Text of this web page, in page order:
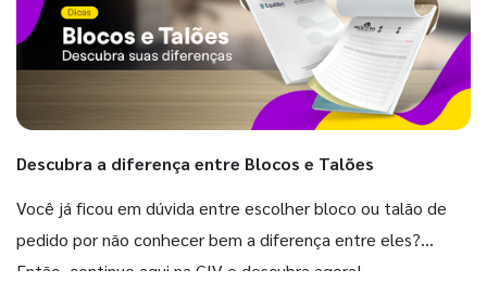
Descubra a diferença entre Blocos e Talões
Você já ficou em dúvida entre escolher bloco ou talão de
pedido por não conhecer bem a diferença entre eles?
Então, continue aqui na GIV e descubra agora!